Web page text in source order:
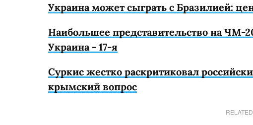
Украина может сыграть с Бразилией:
Наибольшее представительство на ЧМ-
Украина - 17-я
Суркис жестко раскритиковал
крымский вопрос